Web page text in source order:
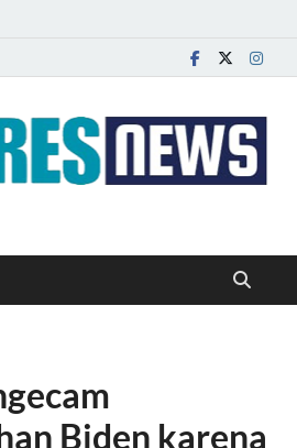
NEWS
Biden karena